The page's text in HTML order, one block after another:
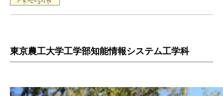
東京農工大学工学部知能情報システム工学科